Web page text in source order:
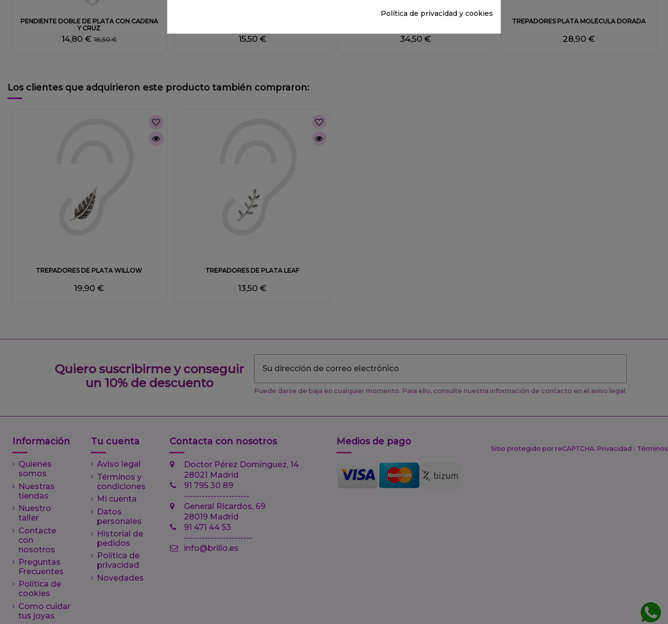
Fuera de stock
PENDIENTE DOBLE DE PLATA CON CADENA
Y CRUZ
14,80 €18,50 € 15,50 € 34,50 €
TREPADORES PLATA MOLÉCULA DORADA
28,90 €
Los clientes que adquirieron este producto también compraron:
TREPADORES DE PLATA WILLOW
19,90 €
TREPADORES DE PLATA LEAF
13,50 €
Quiero suscribirme y conseguir
un 10% de descuento
Puede darse de baja en cualquier momento. Para ello, consulte nuestra información de contacto en el aviso legal.
Información
Quienes
somos
Nuestras
tiendas
Nuestro
taller
Contacte
con
nosotros
Preguntas
Frecuentes
Política de
cookies
Como cuidar
tus joyas
Tu cuenta
Aviso legal
Términos y
condiciones
Mi cuenta
Datos
personales
Historial de
pedidos
Política de
privacidad
Novedades
Contacta con nosotros
Doctor Pérez Domínguez, 14
28021 Madrid
91 795 30 89
----------------------
General Ricardos, 69
28019 Madrid
91 471 44 53
-----------------------
info@brillo.es
Medios de pago
Sitio protegido por reCAPTCHA. Privacidad - Términos
Política de privacidad y cookies